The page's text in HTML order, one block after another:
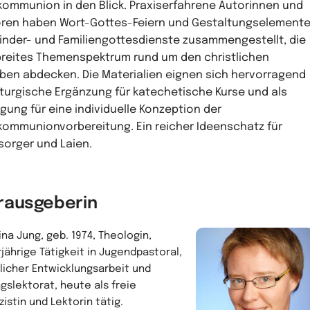
in den Blick. Praxiserfahrene Autorinnen und
haben Wort-Gottes-Feiern und Gestaltungselemente
und Familiengottesdienste zusammengestellt, die
Themenspektrum rund um den christlichen
abdecken. Die Materialien eignen sich hervorragend
Ergänzung für katechetische Kurse und als
für eine individuelle Konzeption der
Ein reicher Ideenschatz für
und Laien.
Jung, geb. 1974, Theologin,
Tätigkeit in Jugendpastoral,
Entwicklungsarbeit und
heute als freie
und Lektorin tätig.